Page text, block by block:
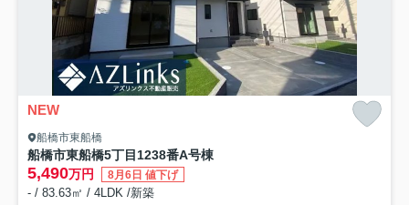
NEW
船橋市東船橋
船橋市東船橋5丁目1238番A号棟
5,490万円 8月6日 値下げ
- / 83.63㎡ / 4LDK /新築